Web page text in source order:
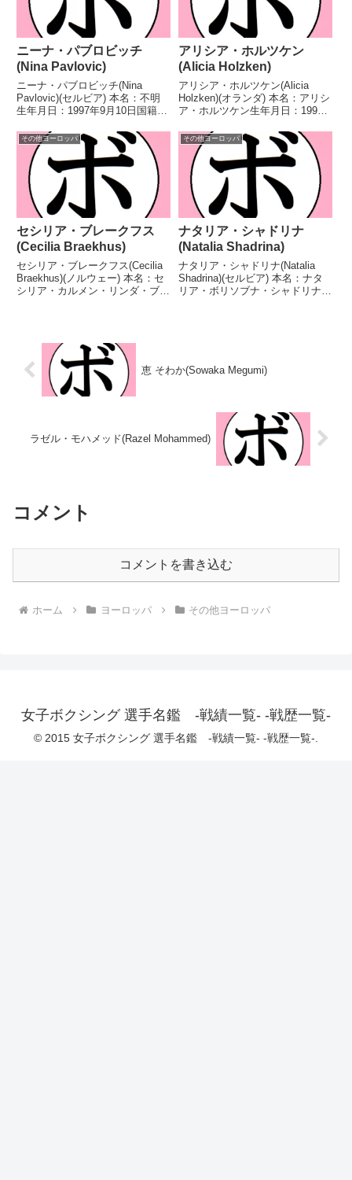
ニーナ・パブロビッチ
(Nina Pavlovic)
ニーナ・パブロビッチ(Nina
Pavlovic)(セルビア) 本名：不明
生年月日：1997年9月10日国籍：
1分 【獲得タイトル】WBF世界
女子ライト級王座 【戦歴】
2018/03/31 ●6R判定 ...
アリシア・ホルツケン
(Alicia Holzken)
アリシア・ホルツケン(Alicia
Holzken)(オランダ) 本名：アリシ
ア・ホルツケン生年月日：1996
績：7戦7勝(1KO) 【獲得タイト
ル】GBU世界女子フライ級王座
第8代WIBF世界女子フライ級王...
その他ヨーロッパ
セシリア・ブレークフス
(Cecilia Braekhus)
セシリア・ブレークフス(Cecilia
Braekhus)(ノルウェー) 本名：セ
シリア・カルメン・リンダ・ブレ
2005年度欧州選手権女...
その他ヨーロッパ
ナタリア・シャドリナ
(Natalia Shadrina)
ナタリア・シャドリナ(Natalia
Shadrina)(セルビア) 本名：ナタ
リア・ボリソブナ・シャドリナ生
恵 そわか(Sowaka Megumi)
ラゼル・モハメッド(Razel Mohammed)
コメント
コメントを書き込む
ホーム ヨーロッパ その他ヨーロッパ
女子ボクシング 選手名鑑 -戦績一覧- -戦歴一覧-
© 2015 女子ボクシング 選手名鑑 -戦績一覧- -戦歴一覧-.